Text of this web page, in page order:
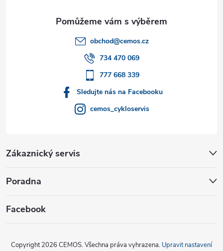
obchod@cemos.cz
734 470 069
777 668 339
Sledujte nás na Facebooku
cemos_cykloservis
Zákaznický servis
Poradna
Facebook
Copyright 2026 CEMOS. Všechna práva vyhrazena. Upravit nastavení